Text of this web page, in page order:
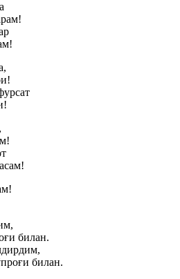
билан.
билан.